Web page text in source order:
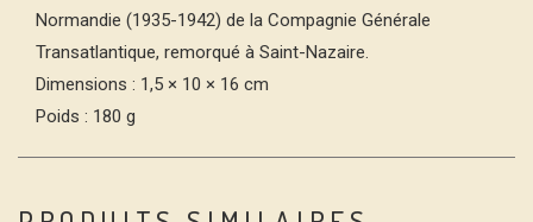
Normandie (1935-1942) de la Compagnie Générale
Transatlantique, remorqué à Saint-Nazaire.
Dimensions : 1,5 × 10 × 16 cm
Poids : 180 g